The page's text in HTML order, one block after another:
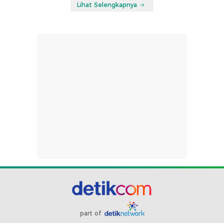
Lihat Selengkapnya
part of